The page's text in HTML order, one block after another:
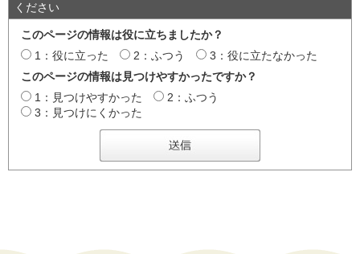
ください
このページの情報は役に立ちましたか？
1：役に立った
2：ふつう
3：役に立たなかった
このページの情報は見つけやすかったですか？
1：見つけやすかった
2：ふつう
3：見つけにくかった